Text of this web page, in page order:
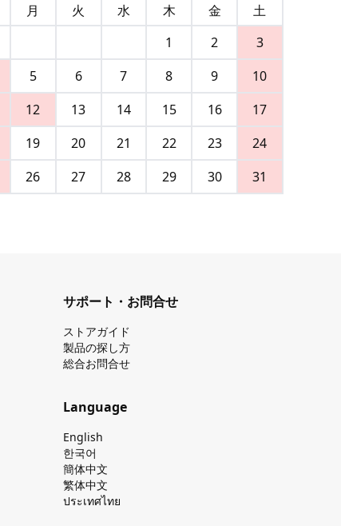
月 火 水 木 金
土
1
2
3
5 6 7 8 9
10
12 13 14 15 16
17
19 20 21 22 23
24
26 27 28 29 30 31
サポート・お問合せ
ストアガイド
製品の探し⽅
総合お問合せ
Language
English
한국어
簡体中文
繁体中文
ประเทศไทย